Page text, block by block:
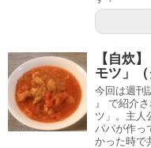
【自炊
モツ」（
今回は週刊
』 で紹介
ツ」。主人
パパが作っ
かった時で